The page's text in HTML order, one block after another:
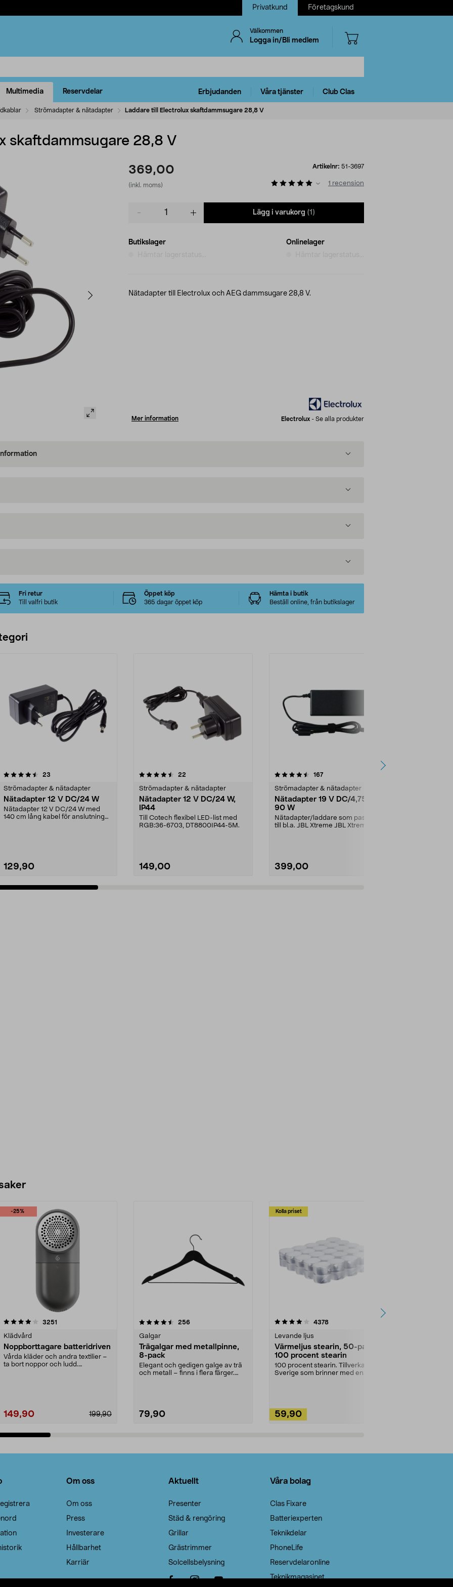
Privatkund Företagskund
Välkommen
Logga in/Bli medlem
Multimedia Reservdelar Erbjudanden Våra tjänster Club Clas
Strömadapter & nätadapter Laddare till Electrolux skaftdammsugare 28,8 V
skaftdammsugare 28,8 V
369,00
(inkl. moms)
Artikelnr: 51-3697
1 recension
Lägg i varukorg (1)
Butikslager
Onlinelager
Nätadapter till Electrolux och AEG dammsugare 28,8 V.
Mer information Electrolux - Se alla produkter
Fri retur
Till valfri butik
Öppet köp
365 dagar öppet köp
Hämta i butik
Beställ online, från butikslager
23
Strömadapter & nätadapter
Nätadapter 12 V DC/24 W
Nätadapter 12 V DC/24 W med
140 cm lång kabel för anslutning
129,90
4.5 av 5 stjärnor 22
Strömadapter & nätadapter
Nätadapter 12 V DC/24 W,
IP44
Till Cotech flexibel LED-list med
RGB:36-6703, DT8800IP44-5M.
149,00
4.5 av 5 stjärnor 167recensioner
Strömadapter & nätadapter
Nätadapter 19 V DC/4,75 A,
90 W
Nätadapter/laddare som passar
till bl.a. JBL Xtreme JBL Xtreme
399,00
4.5 av 5 stjärnor
-25%
3251
Klädvård
Noppborttagare batteridriven
Vårda kläder och andra textilier –
ta bort noppor och ludd.
199,90
149,90
4.5av 5 stjärnor 256recensioner
Galgar
Trägalgar med metallpinne,
8-pack
Elegant och gedigen galge av trä
och metall – finns i flera färger.
79,90
Kolla priset
4.0av 5 stjärnor 4378recensioner
Levande ljus
Värmeljus stearin, 50-pack,
100 procent stearin
100 procent stearin. Tillverkade i
Sverige som brinner med en
59,90
4.5av 5 stjärnor
Om oss
Om oss
Press
Investerare
Hållbarhet
Karriär
Aktuellt
Presenter
Städ & rengöring
Grillar
Grästrimmer
Solcellsbelysning
Våra bolag
Clas Fixare
Batteriexperten
Teknikdelar
PhoneLife
Reservdelaronline
Teknikmagasinet